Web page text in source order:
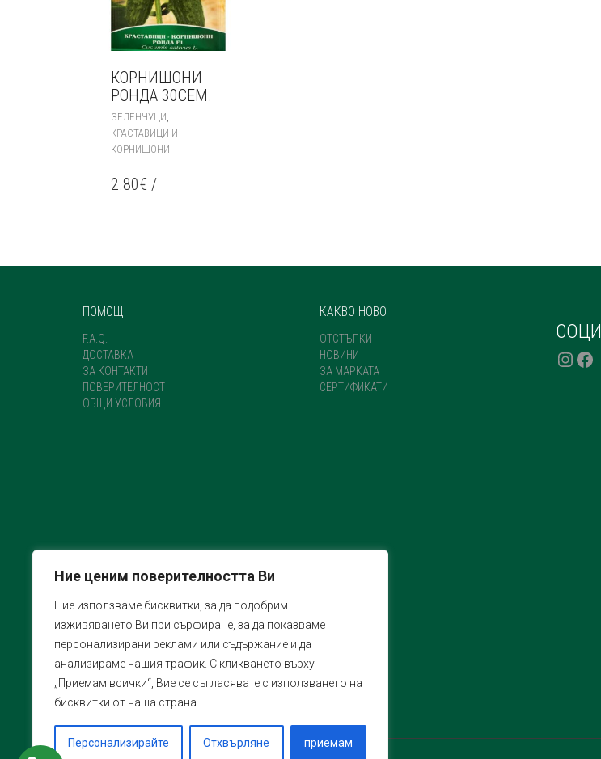
Ние ценим поверителността Ви
Ние използваме бисквитки, за да подобрим
изживяването Ви при сърфиране, за да показваме
персонализирани реклами или съдържание и да
анализираме нашия трафик. С кликването върху
„Приемам всички“, Вие се съгласявате с използването на
бисквитки от наша страна.
Персонализирайте Отхвърляне приемам
КОРНИШОНИ
РОНДА 30СЕМ.
ЗЕЛЕНЧУЦИ
КРАСТАВИЦИ И
КОРНИШОНИ
2.80€ /
ПОМОЩ
F.A.Q.
ДОСТАВКА
ЗА КОНТАКТИ
ПОВЕРИТЕЛНОСТ
ОБЩИ УСЛОВИЯ
КАКВО НОВО
ОТСТЪПКИ
НОВИНИ
ЗА МАРКАТА
СЕРТИФИКАТИ